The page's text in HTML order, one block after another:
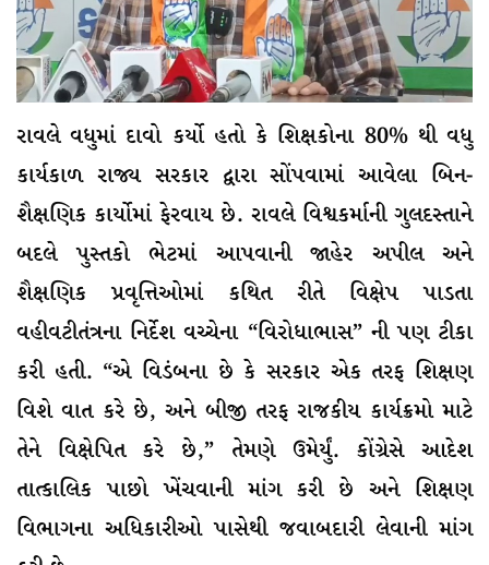
રાવલે વધુમાં દાવો કર્યો હતો કે શિક્ષકોના 80% થી વધુ
કાર્યકાળ રાજ્ય સરકાર દ્વારા સોંપવામાં આવેલા બિન-
શૈક્ષણિક કાર્યોમાં ફેરવાય છે. રાવલે વિશ્વકર્માની ગુલદસ્તાને
બદલે પુસ્તકો ભેટમાં આપવાની જાહેર અપીલ અને
શૈક્ષણિક પ્રવૃત્તિઓમાં કથિત રીતે વિક્ષેપ પાડતા
વહીવટીતંત્રના નિર્દેશ વચ્ચેના “વિરોધાભાસ” ની પણ ટીકા
કરી હતી. “એ વિડંબના છે કે સરકાર એક તરફ શિક્ષણ
વિશે વાત કરે છે, અને બીજી તરફ રાજકીય કાર્યક્રમો માટે
તેને વિક્ષેપિત કરે છે,” તેમણે ઉમેર્યું. કોંગ્રેસે આદેશ
તાત્કાલિક પાછો ખેંચવાની માંગ કરી છે અને શિક્ષણ
વિભાગના અધિકારીઓ પાસેથી જવાબદારી લેવાની માંગ